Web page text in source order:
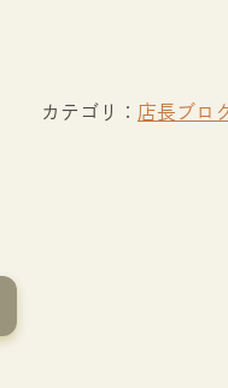
カテゴリ： 店長ブロ